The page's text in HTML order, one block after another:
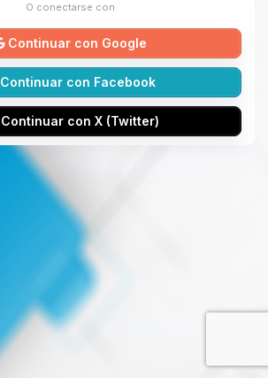
O conectarse con
Continuar con Google
Continuar con Facebook
Continuar con X (Twitter)